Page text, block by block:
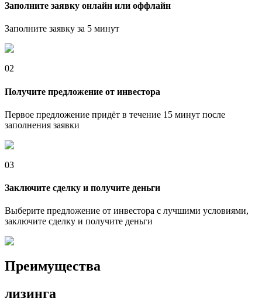
Заполните заявку онлайн или оффлайн
Заполните заявку за 5 минут
02
Получите предложение от инвестора
Первое предложение придёт в течение 15 минут после
заполнения заявки
03
Заключите сделку и получите деньги
Выберите предложение от инвестора с лучшими условиями,
заключите сделку и получите деньги
Преимущества
лизинга